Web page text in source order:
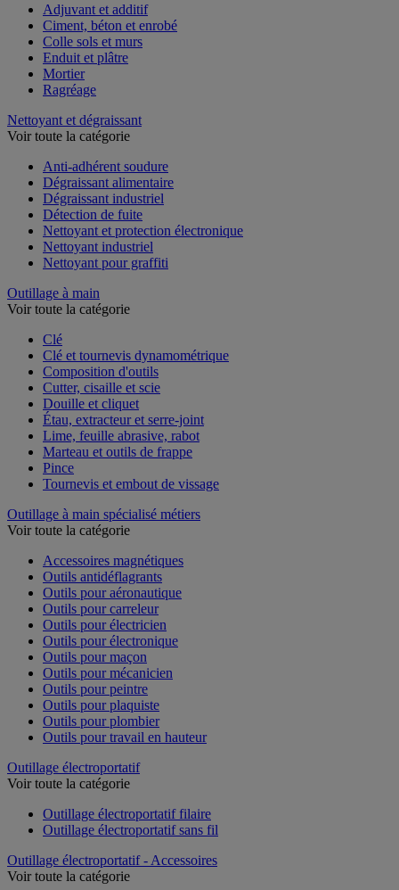
Adjuvant et additif
Ciment, béton et enrobé
Colle sols et murs
Enduit et plâtre
Mortier
Ragréage
Nettoyant et dégraissant
Voir toute la catégorie
Anti-adhérent soudure
Dégraissant alimentaire
Dégraissant industriel
Détection de fuite
Nettoyant et protection électronique
Nettoyant industriel
Nettoyant pour graffiti
Outillage à main
Voir toute la catégorie
Clé
Clé et tournevis dynamométrique
Composition d'outils
Cutter, cisaille et scie
Douille et cliquet
Étau, extracteur et serre-joint
Lime, feuille abrasive, rabot
Marteau et outils de frappe
Pince
Tournevis et embout de vissage
Outillage à main spécialisé métiers
Voir toute la catégorie
Accessoires magnétiques
Outils antidéflagrants
Outils pour aéronautique
Outils pour carreleur
Outils pour électricien
Outils pour électronique
Outils pour maçon
Outils pour mécanicien
Outils pour peintre
Outils pour plaquiste
Outils pour plombier
Outils pour travail en hauteur
Outillage électroportatif
Voir toute la catégorie
Outillage électroportatif filaire
Outillage électroportatif sans fil
Outillage électroportatif - Accessoires
Voir toute la catégorie